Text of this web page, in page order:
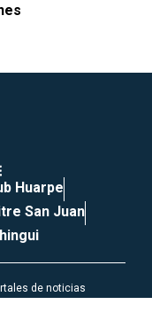
Huarpe
San Juan
de noticias